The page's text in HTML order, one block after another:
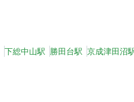
下総中山駅 勝田台駅 京成津田沼